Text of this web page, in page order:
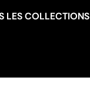
LES COLLECTIONS